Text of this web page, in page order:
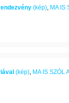
(kép), MA IS
(kép), MA IS SZÓL